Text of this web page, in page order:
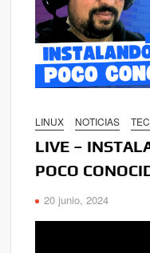
LINUX NOTICIAS
LIVE –
POCO
20 junio, 2024